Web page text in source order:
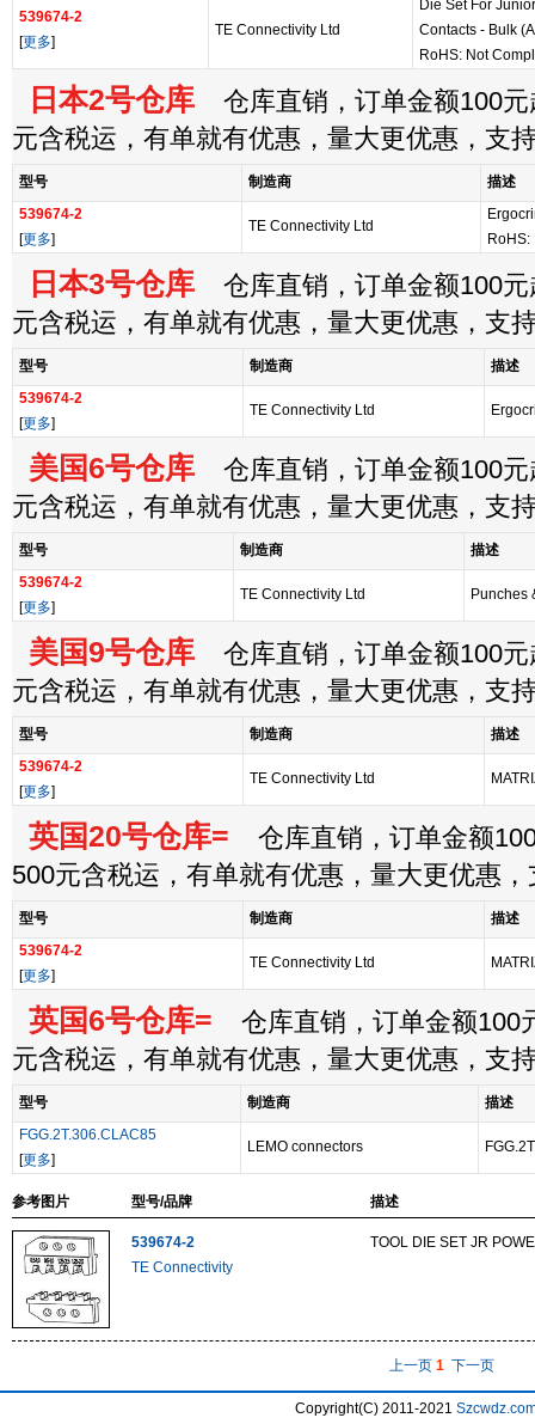
539674-2
[更多]
TE Connectivity Ltd
Die Set For
Contacts - Bulk
RoHS: Not
日本2号仓库 仓库直销，订单金额100元
元含税运，有单就有优惠，量大更优惠，支
型号 制造商
描述
539674-2
[更多]
TE Connectivity Ltd
日本3号仓库 仓库直销，订单金额100元
元含税运，有单就有优惠，量大更优惠，支
型号 制造商
描述
539674-2
[更多]
TE Connectivity Ltd
美国6号仓库 仓库直销，订单金额100元
元含税运，有单就有优惠，量大更优惠，支
型号 制造商
描述
539674-2
[更多]
TE Connectivity Ltd Punches
美国9号仓库 仓库直销，订单金额100元
元含税运，有单就有优惠，量大更优惠，支
型号 制造商
描述
539674-2
[更多]
TE Connectivity Ltd
英国20号仓库= 仓库直销，订单金额
500元含税运，有单就有优惠，量大更优惠
型号 制造商
描述
539674-2
[更多]
TE Connectivity Ltd
英国6号仓库= 仓库直销，订单金额100
元含税运，有单就有优惠，量大更优惠，支
型号 制造商
描述
FGG.2T.306.CLAC85
[更多]
LEMO connectors
参考图片 型号/品牌 描述
539674-2
TE Connectivity
TOOL DIE SET JR
上一页 1 下一页
Copyright(C) 2011-2021